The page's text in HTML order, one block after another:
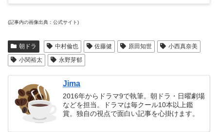
(記事内の画像出典：公式サイト)
朝ドラ 中村倫也 佐藤健 原田知世
小西真奈美
小関裕太
永野芽郁
Jima
2016年からドラマ9で執筆。朝ドラ・日曜劇場
などを担当。ドラマは毎クール10本以上鑑
賞。独自の視点で面白い記事を心掛けます。